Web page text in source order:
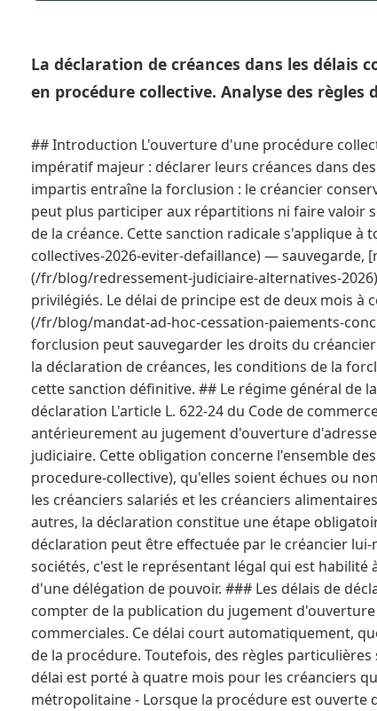
La déclaration de créances dans les délais
en procédure collective. Analyse des règles
## Introduction L'ouverture d'une procédure
impératif majeur : déclarer leurs créances dans
impartis entraîne la forclusion : le créancier
peut plus participer aux répartitions ni faire valoir
de la créance. Cette sanction radicale s'applique
collectives-2026-eviter-defaillance) —
(/fr/blog/redressement-judiciaire-alternatives-
privilégiés. Le délai de principe est de deux mois
(/fr/blog/mandat-ad-hoc-cessation-paiements-
forclusion peut sauvegarder les droits du
la déclaration de créances, les conditions de la
cette sanction définitive. ## Le régime général de
déclaration L'article L. 622-24 du Code de
antérieurement au jugement d'ouverture
judiciaire. Cette obligation concerne l'ensemble
procedure-collective), qu'elles soient échues ou
les créanciers salariés et les créanciers
autres, la déclaration constitue une étape
déclaration peut être effectuée par le créancier
sociétés, c'est le représentant légal qui est
d'une délégation de pouvoir. ### Les délais de
compter de la publication du jugement
commerciales. Ce délai court automatiquement,
de la procédure. Toutefois, des règles
délai est porté à quatre mois pour les créanciers
métropolitaine - Lorsque la procédure est ouverte